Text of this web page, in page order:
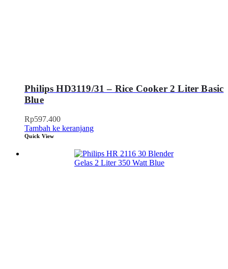
Philips HD3119/31 – Rice Cooker 2 Liter Basic
Blue
Rp597.400
Tambah ke keranjang
Quick View